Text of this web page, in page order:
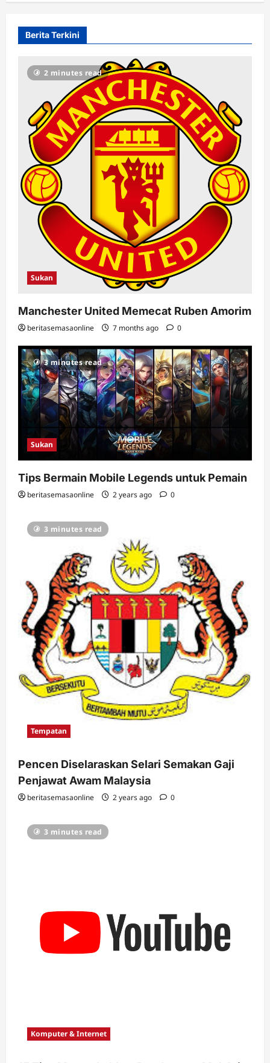
Berita Terkini
2 minutes read
Sukan
Manchester United Memecat Ruben Amorim
beritasemasaonline 7 months ago 0
3 minutes read
Sukan
Tips Bermain Mobile Legends untuk Pemain
beritasemasaonline 2 years ago 0
3 minutes read
Tempatan
Pencen Diselaraskan Selari Semakan Gaji
Penjawat Awam Malaysia
beritasemasaonline 2 years ago 0
3 minutes read
Komputer & Internet